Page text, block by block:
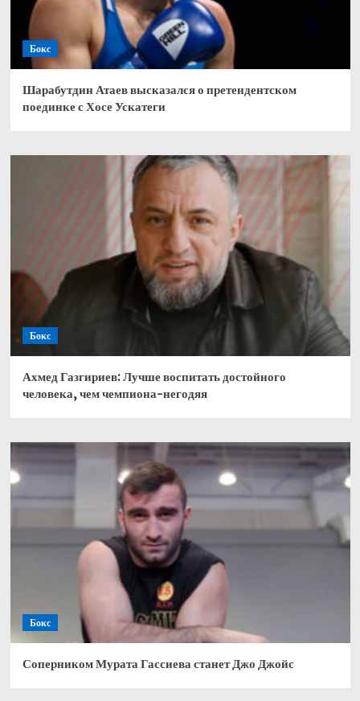
Бокс
Шарабутдин Атаев высказался о претендентском
поединке с Хосе Ускатеги
Бокс
Ахмед Газгириев: Лучше воспитать достойного
человека, чем чемпиона-негодяя
Бокс
Соперником Мурата Гассиева станет Джо Джойс